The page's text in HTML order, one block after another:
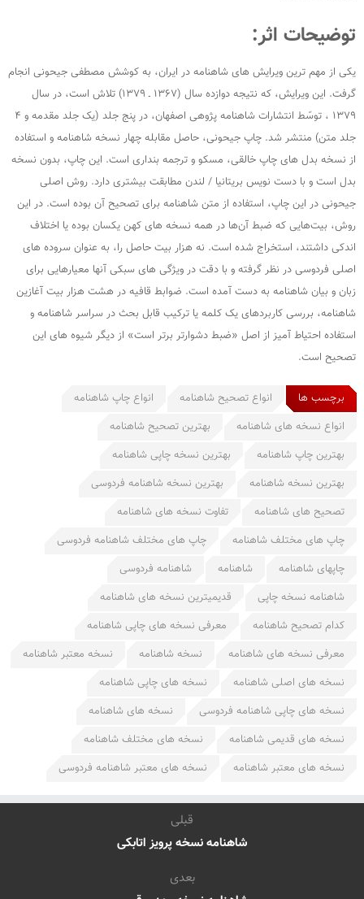
توضیحات اثر:
یکی از مهم ترین ویرایش های شاهنامه در ایران، به کوشش مصطفی جیحونی انجام
گرفت. این ویرایش، که نتیجه دوازده سال (۱۳۶۷ ـ ۱۳۷۹) تلاش است، در سال
۱۳۷۹ ، توسّط انتشارات شاهنامه پژوهی اصفهان، در پنج جلد (یک جلد مقدمه و ۴
جلد متن) منتشر شد. چاپ جیحونی، حاصل مقابله چهار نسخه شاهنامه و استفاده
از نسخه بدل های چاپ خالقی، مسکو و ترجمه بنداری است. این چاپ، بدون نسخه
بدل است و با دست نویس بریتانیا / لندن مطابقت بیشتری دارد. روش اصلی
جیحونی در این چاپ، استفاده از متن شاهنامه برای تصحیح آن بوده است. در این
روش، بیت‌هایی که ضبط آن‌ها در همه نسخه های کهن یکسان بوده یا اختلاف
اندکی داشتند، استخراج شده است. نه هزار بیت حاصل را، به عنوان سروده های
اصلی فردوسی در نظر گرفته و با دقت در ویژگی های سبکی آنها معیارهایی برای
زبان و بیان شاهنامه به دست آمده است. ضوابط قافیه در هشت هزار بیت آغازین
شاهنامه، بررسی کاربردهای یک کلمه یا ترکیب قابل بحث در سراسر شاهنامه و
استفاده احتیاط آمیز از اصل «ضبط دشوارتر برتر است» از دیگر شیوه های این
تصحیح است.
برچسب ها انواع تصحیح شاهنامه
انواع چاپ شاهنامه
انواع نسخه های شاهنامه
بهترین تصحیح شاهنامه
بهترین چاپ شاهنامه
بهترین نسخه چاپی شاهنامه
بهترین نسخه شاهنامه
بهترین نسخه شاهنامه فردوسی
تصحیح های شاهنامه
تفاوت نسخه های شاهنامه
چاپ های مختلف شاهنامه
چاپ های مختلف شاهنامه فردوسی
چاپهای شاهنامه
شاهنامه
شاهنامه فردوسی
شاهنامه نسخه چاپی
قدیمیترین نسخه های شاهنامه
کدام تصحیح شاهنامه
معرفی نسخه های چاپی شاهنامه
معرفی نسخه های شاهنامه
نسخه شاهنامه
نسخه معتبر شاهنامه
نسخه های اصلی شاهنامه
نسخه های چاپی شاهنامه
نسخه های چاپی شاهنامه فردوسی
نسخه های شاهنامه
نسخه های قدیمی شاهنامه
نسخه های مختلف شاهنامه
نسخه های معتبر شاهنامه
نسخه های معتبر شاهنامه فردوسی
قبلی
شاهنامه نسخه پرویز اتابکی
بعدی